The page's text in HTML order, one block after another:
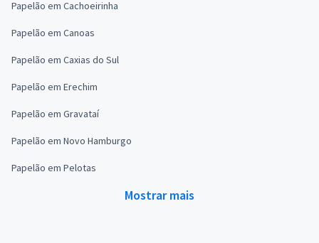
Papelão em Cachoeirinha
Papelão em Canoas
Papelão em Caxias do Sul
Papelão em Erechim
Papelão em Gravataí
Papelão em Novo Hamburgo
Papelão em Pelotas
Mostrar mais